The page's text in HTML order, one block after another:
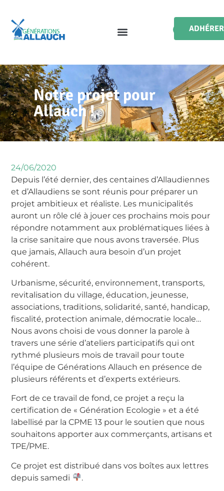
ADHÉRER
Notre projet pour
Allauch !
24/06/2020
Depuis l’été dernier, des centaines d’Allaudiennes
et d’Allaudiens se sont réunis pour préparer un
projet ambitieux et réaliste. Les municipalités
auront un rôle clé à jouer ces prochains mois pour
répondre notamment aux problématiques liées à
la crise sanitaire que nous avons traversée. Plus
que jamais, Allauch aura besoin d’un projet
cohérent.
Urbanisme, sécurité, environnement, transports,
revitalisation du village, éducation, jeunesse,
associations, traditions, solidarité, santé, handicap,
fiscalité, protection animale, démocratie locale…
Nous avons choisi de vous donner la parole à
travers une série d’ateliers participatifs qui ont
rythmé plusieurs mois de travail pour toute
l’équipe de Générations Allauch en présence de
plusieurs référents et d’experts extérieurs.
Fort de ce travail de fond, ce projet a reçu la
certification de « Génération Ecologie » et a été
labellisé par la CPME 13 pour le soutien que nous
souhaitons apporter aux commerçants, artisans et
TPE/PME.
Ce projet est distribué dans vos boîtes aux lettres
depuis samedi
.